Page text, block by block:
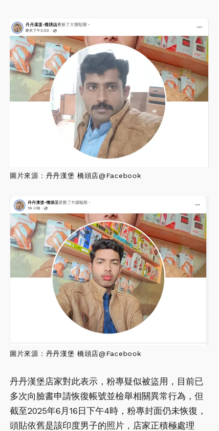
圖片來源： 丹丹漢堡 橋頭店@Facebook
圖片來源： 丹丹漢堡 橋頭店@Facebook
丹丹漢堡店家對此表示，粉專疑似被盜用，目前已
多次向臉書申請恢復帳號並檢舉相關異常行為，但
截至2025年6月16日下午4時，粉專封面仍未恢復，
頭貼依舊是該印度男子的照片，店家正積極處理